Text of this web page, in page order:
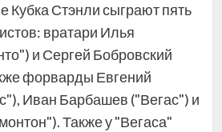
Кубка Стэнли сыграют пять
вратари Илья
и Сергей Бобровский
форварды Евгений
Иван Барбашев ("Вегас") и
Также у "Вегаса"